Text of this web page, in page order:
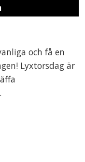
och få en
Lyxtorsdag är